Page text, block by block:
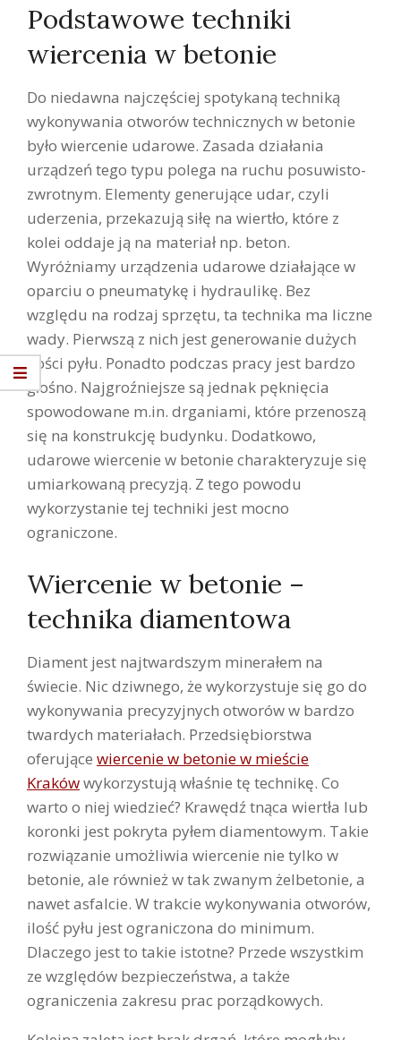
Podstawowe techniki
wiercenia w betonie
Do niedawna najczęściej spotykaną techniką
wykonywania otworów technicznych w betonie
było wiercenie udarowe. Zasada działania
urządzeń tego typu polega na ruchu posuwisto-
zwrotnym. Elementy generujące udar, czyli
uderzenia, przekazują siłę na wiertło, które z
kolei oddaje ją na materiał np. beton.
Wyróżniamy urządzenia udarowe działające w
oparciu o pneumatykę i hydraulikę. Bez
względu na rodzaj sprzętu, ta technika ma liczne
wady. Pierwszą z nich jest generowanie dużych
ilości pyłu. Ponadto podczas pracy jest bardzo
głośno. Najgroźniejsze są jednak pęknięcia
spowodowane m.in. drganiami, które przenoszą
się na konstrukcję budynku. Dodatkowo,
udarowe wiercenie w betonie charakteryzuje się
umiarkowaną precyzją. Z tego powodu
wykorzystanie tej techniki jest mocno
ograniczone.
Wiercenie w betonie –
technika diamentowa
Diament jest najtwardszym minerałem na
świecie. Nic dziwnego, że wykorzystuje się go do
wykonywania precyzyjnych otworów w bardzo
twardych materiałach. Przedsiębiorstwa
oferujące wiercenie w betonie w mieście
Krakówwykorzystują właśnie tę technikę. Co
warto o niej wiedzieć? Krawędź tnąca wiertła lub
koronki jest pokryta pyłem diamentowym. Takie
rozwiązanie umożliwia wiercenie nie tylko w
betonie, ale również w tak zwanym żelbetonie, a
nawet asfalcie. W trakcie wykonywania otworów,
ilość pyłu jest ograniczona do minimum.
Dlaczego jest to takie istotne? Przede wszystkim
ze względów bezpieczeństwa, a także
ograniczenia zakresu prac porządkowych.